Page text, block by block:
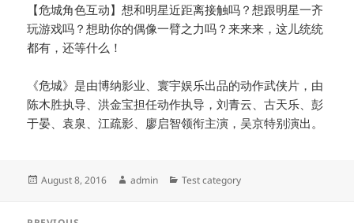
【危城角色互动】想和明星近距离接触吗？想跟明星一齐
玩游戏吗？想助你的偶像一臂之力吗？来来来，这儿统统
都有，还等什么！
《危城》是由博纳影业、寰宇娱乐出品的动作武侠片，由
陈木胜执导、洪金宝担任动作执导，刘青云、古天乐、彭
于晏、袁泉、江疏影、廖启智领衔主演，吴京特别演出。
Posted
August 8, 2016 Author
admin Categories
Test category